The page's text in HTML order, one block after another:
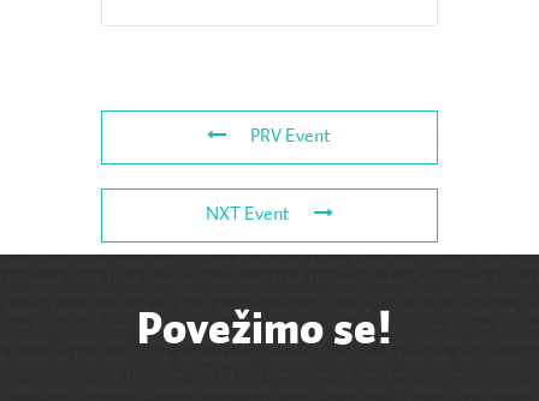
PRV Event
NXT Event
Povežimo se!